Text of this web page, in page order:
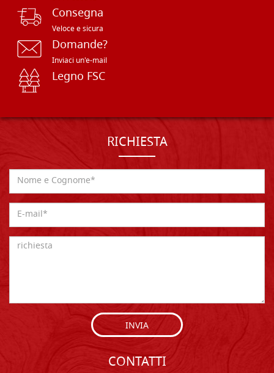
Consegna
Veloce e sicura
Domande?
Inviaci un'e-mail
Legno FSC
RICHIESTA
INVIA
CONTATTI